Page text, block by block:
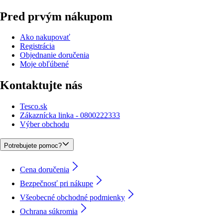
Pred prvým nákupom
Ako nakupovať
Registrácia
Objednanie doručenia
Moje obľúbené
Kontaktujte nás
Tesco.sk
Zákaznícka linka - 0800222333
Výber obchodu
Potrebujete pomoc?
Cena doručenia
Bezpečnosť pri nákupe
Všeobecné obchodné podmienky
Ochrana súkromia